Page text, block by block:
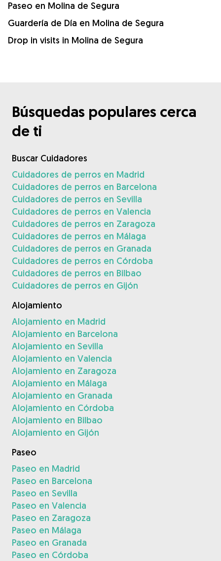
Paseo en Molina de Segura
Guardería de Día en Molina de Segura
Drop in visits in Molina de Segura
Búsquedas populares cerca
de ti
Buscar Cuidadores
Cuidadores de perros en Madrid
Cuidadores de perros en Barcelona
Cuidadores de perros en Sevilla
Cuidadores de perros en Valencia
Cuidadores de perros en Zaragoza
Cuidadores de perros en Málaga
Cuidadores de perros en Granada
Cuidadores de perros en Córdoba
Cuidadores de perros en Bilbao
Cuidadores de perros en Gijón
Alojamiento
Alojamiento en Madrid
Alojamiento en Barcelona
Alojamiento en Sevilla
Alojamiento en Valencia
Alojamiento en Zaragoza
Alojamiento en Málaga
Alojamiento en Granada
Alojamiento en Córdoba
Alojamiento en Bilbao
Alojamiento en Gijón
Paseo
Paseo en Madrid
Paseo en Barcelona
Paseo en Sevilla
Paseo en Valencia
Paseo en Zaragoza
Paseo en Málaga
Paseo en Granada
Paseo en Córdoba